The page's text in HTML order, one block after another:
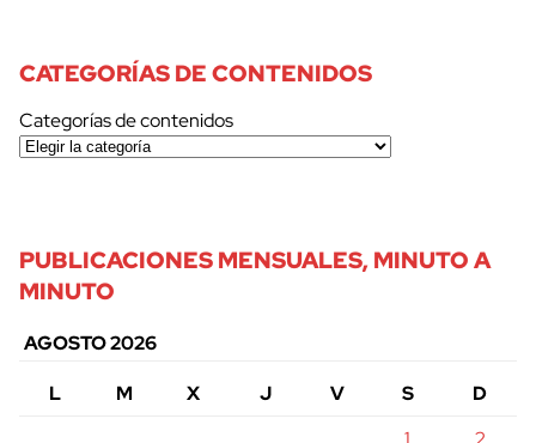
CATEGORÍAS DE CONTENIDOS
Categorías de contenidos
PUBLICACIONES MENSUALES, MINUTO A
MINUTO
AGOSTO 2026
L
M X J V S
D